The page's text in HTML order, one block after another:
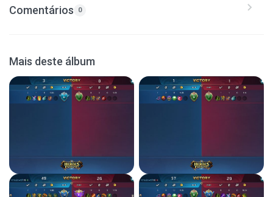
Comentários 0
Mais deste álbum